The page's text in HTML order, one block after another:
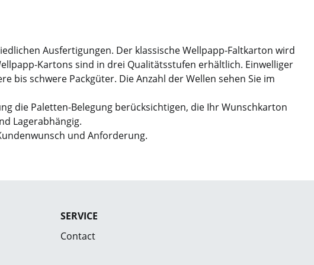
Ausfertigungen. Der klassische Wellpapp-Faltkarton wird
Kartons sind in drei Qualitätsstufen erhältlich. Einwelliger
bis schwere Packgüter. Die Anzahl der Wellen sehen Sie im
die Paletten-Belegung berücksichtigen, die Ihr Wunschkarton
Lagerabhängig.
und Anforderung.
SERVICE
Contact